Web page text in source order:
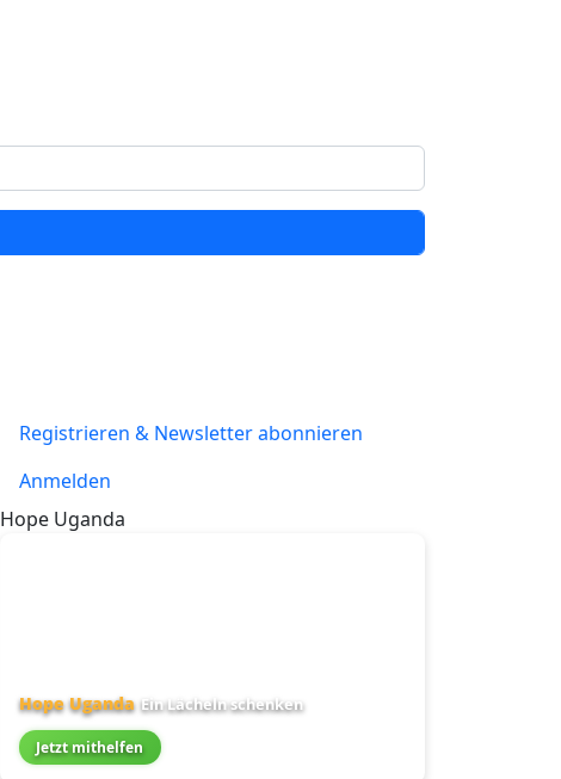
Registrieren & Newsletter abonnieren
Anmelden
Hope Uganda
Hope Uganda Ein Lächeln schenken
Jetzt mithelfen